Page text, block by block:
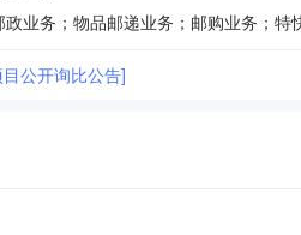
公开询比公告]